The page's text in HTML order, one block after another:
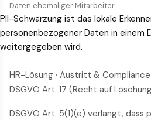
Daten ehemaliger Mitarbeiter
PII-Schwärzung ist das lokale
personenbezogener Daten in einem
weitergegeben wird.
HR-Lösung · Austritt &
DSGVO Art. 17 (Recht auf
DSGVO Art. 5(1)(e) verlangt, dass